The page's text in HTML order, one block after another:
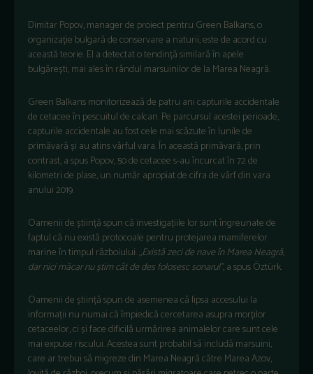
Dimitar Popov, manager de proiect pentru Green Balkans, o
organizație bulgară de conservare a naturii, este de acord cu
această teorie. El a detectat o tendință similară în apele
bulgărești, mai ales în rândul marsuinilor de la Marea Neagră.
Green Balkans monitorizează de patru ani capturile accidentale
de cetacee în pescuitul de calcan. Pe parcursul acestei perioade,
capturile accidentale au fost cele mai scăzute în lunile de
primăvară și au atins vârful vara. În această primăvară, prin
contrast, a spus Popov, 50 de cetacee s-au încurcat în 72 de
kilometri de plase, un număr apropiat de cifra de vârf din vara
anului 2019.
Oamenii de știință spun că investigațiile lor sunt îngreunate de
faptul că nu există protocoale pentru protejarea mamiferelor
marine în timpul războiului.„Există zeci de nave în Marea Neagră,
dar nici măcar nu știm cât de des folosesc sonarul”, a spus Öztürk.
Oamenii de știință spun de asemenea că lipsa accesului la
informații nu numai că împiedică cercetarea asupra morților
cetaceelor, ci și face dificilă urmărirea animalelor care sunt cele
mai expuse riscului. Acestea sunt probabil să includă marsuini,
care ar trebui să migreze din Marea Neagră către Marea Azov,